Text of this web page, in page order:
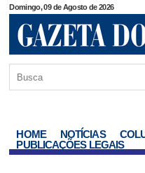
Domingo, 09 de Agosto de 2026
HOME NOTÍCIAS
PUBLICAÇÕES LEGAIS